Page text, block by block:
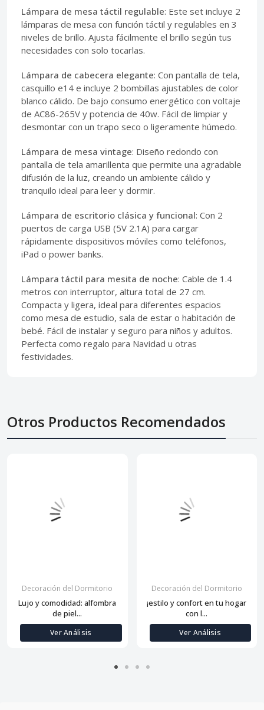
Lámpara de mesa táctil regulable: Este set incluye 2
lámparas de mesa con función táctil y regulables en 3
niveles de brillo. Ajusta fácilmente el brillo según tus
necesidades con solo tocarlas.
Lámpara de cabecera elegante: Con pantalla de tela,
casquillo e14 e incluye 2 bombillas ajustables de color
blanco cálido. De bajo consumo energético con voltaje
de AC86-265V y potencia de 40w. Fácil de limpiar y
desmontar con un trapo seco o ligeramente húmedo.
Lámpara de mesa vintage: Diseño redondo con
pantalla de tela amarillenta que permite una agradable
difusión de la luz, creando un ambiente cálido y
tranquilo ideal para leer y dormir.
Lámpara de escritorio clásica y funcional: Con 2
puertos de carga USB (5V 2.1A) para cargar
rápidamente dispositivos móviles como teléfonos,
iPad o power banks.
Lámpara táctil para mesita de noche: Cable de 1.4
metros con interruptor, altura total de 27 cm.
Compacta y ligera, ideal para diferentes espacios
como mesa de estudio, sala de estar o habitación de
bebé. Fácil de instalar y seguro para niños y adultos.
Perfecta como regalo para Navidad u otras
festividades.
Otros Productos Recomendados
Decoración del Dormitorio
Lujo y comodidad: alfombra
de piel...
Ver Análisis
Decoración del Dormitorio
¡estilo y confort en tu hogar
con l...
Ver Análisis